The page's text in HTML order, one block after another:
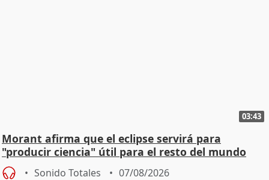
03:43
Morant afirma que el eclipse servirá para
"producir ciencia" útil para el resto del mundo
Sonido Totales 07/08/2026